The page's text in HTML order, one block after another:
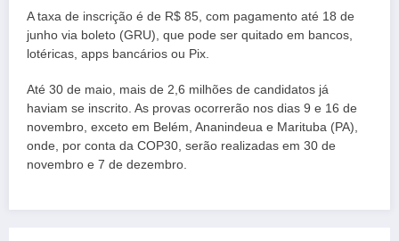
A taxa de inscrição é de R$ 85, com pagamento até 18 de
junho via boleto (GRU), que pode ser quitado em bancos,
lotéricas, apps bancários ou Pix.
Até 30 de maio, mais de 2,6 milhões de candidatos já
haviam se inscrito. As provas ocorrerão nos dias 9 e 16 de
novembro, exceto em Belém, Ananindeua e Marituba (PA),
onde, por conta da COP30, serão realizadas em 30 de
novembro e 7 de dezembro.